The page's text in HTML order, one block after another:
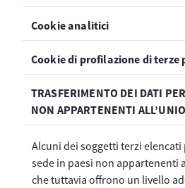
Cookie analitici
​​​​​​​Cookie di
TRASFERIMENTO DEI DATI
NON APPARTENENTI
Alcuni dei soggetti terzi
sede in paesi non appartenenti
che tuttavia offrono un livello